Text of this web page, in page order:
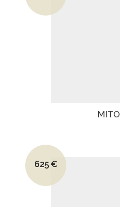
Le prix actuel est : 640€.
MITO
Le prix initial était : 895€.
625€
Le prix actuel est : 625€.